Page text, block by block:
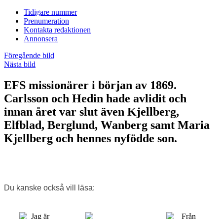
Tidigare nummer
Prenumeration
Kontakta redaktionen
Annonsera
Föregående bild
Nästa bild
EFS missionärer i början av 1869.
Carlsson och Hedin hade avlidit och
innan året var slut även Kjellberg,
Elfblad, Berglund, Wanberg samt Maria
Kjellberg och hennes nyfödde son.
Du kanske också vill läsa: